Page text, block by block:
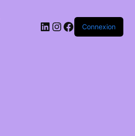
LinkedIn
Instagram
Facebook
Connexion